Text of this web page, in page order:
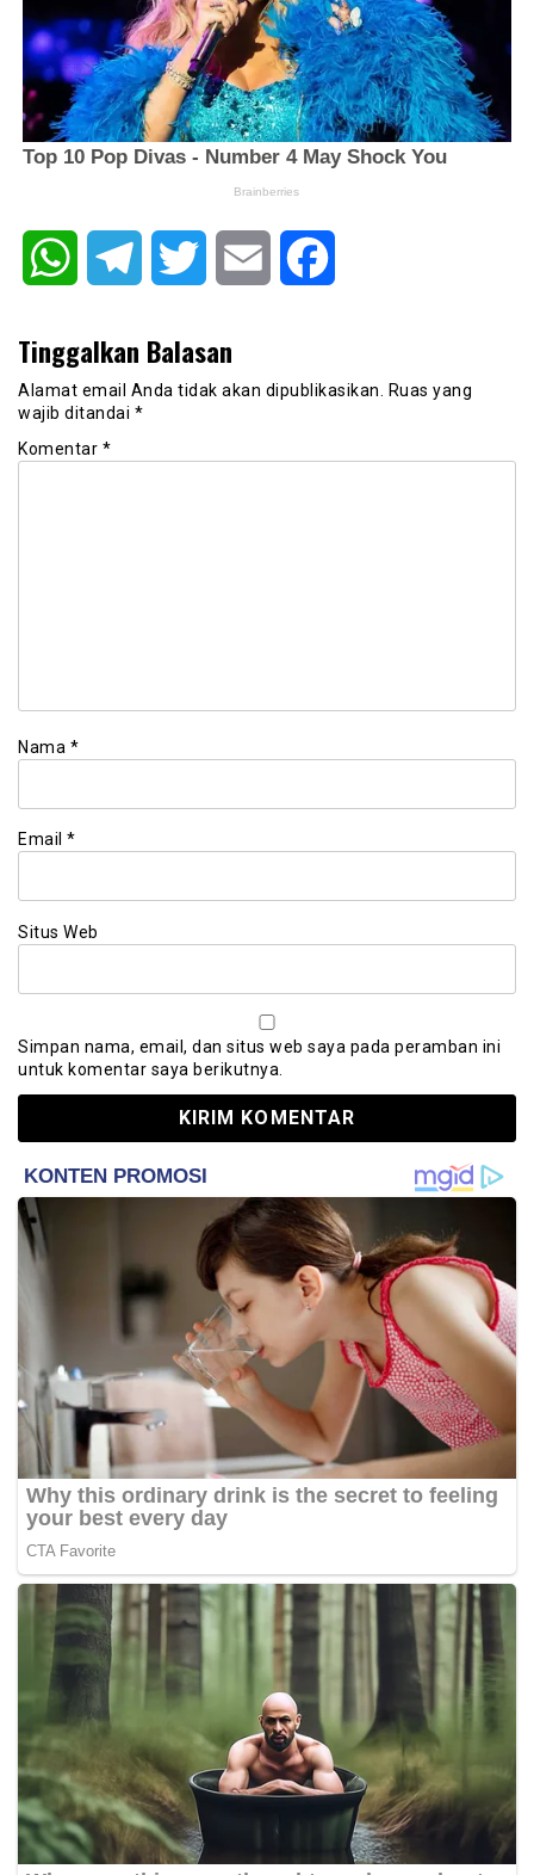
WhatsAppTelegram Twitter Email
Tinggalkan Balasan
Alamat email Anda tidak akan dipublikasikan.
Ruas yang
wajib ditandai *
Komentar *
Nama *
Email *
Situs Web
Simpan nama, email, dan situs web saya pada peramban ini
untuk komentar saya berikutnya.